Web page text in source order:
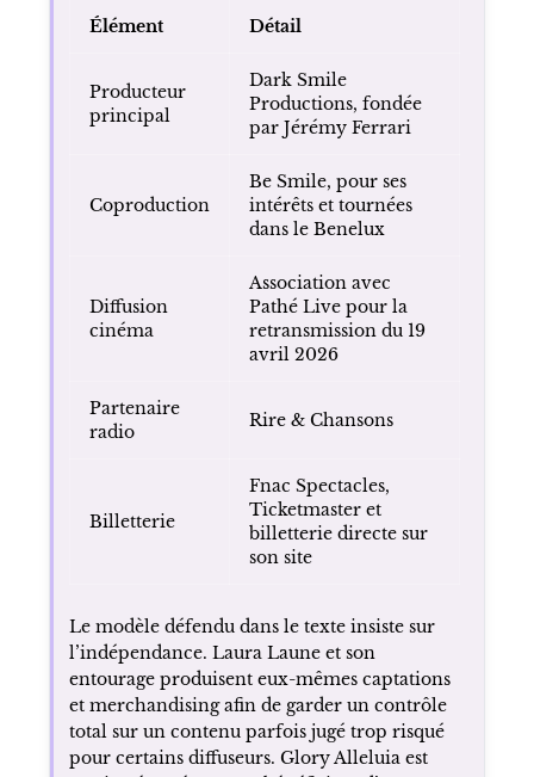
Catégorie 2
19 avril 2026
15 € à 20 €
selon les salles
Détail
Producteur
principal
Dark Smile
Productions, fondée
par Jérémy Ferrari
Coproduction
intérêts et tournées
Diffusion
Association avec
Pathé Live pour la
retransmission du 19
avril 2026
Partenaire
radio
Rire & Chansons
Billetterie
Fnac Spectacles,
Ticketmaster et
billetterie directe sur
son site